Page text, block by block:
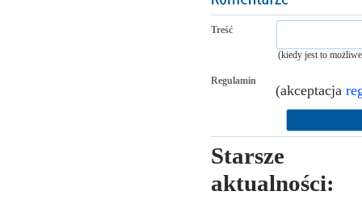
Treść
(kiedy jest to
Regulamin
(akceptacja
Starsze
aktualności: